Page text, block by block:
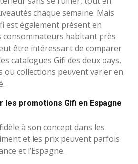
chaque semaine. Mais
est également présent en
consommateurs habitant près
être intéressant de comparer
catalogues Gifi des deux pays,
ou collections peuvent varier en
les promotions Gifi en Espagne
à son concept dans les
et les prix peuvent parfois
et l’Espagne.